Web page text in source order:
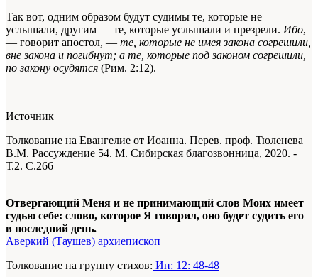
Так вот, одним образом будут судимы те, которые не
услышали, другим — те, которые услышали и презрели. Ибо,
— говорит апостол, — те, которые не имеязакона согрешили,
вне закона и погибнут; а те, которые под законом согрешили,
по закону осудятся (Рим. 2:12).
Источник
Толкование на Евангелие от Иоанна. Перев. проф. Тюленева
В.М. Рассуждение 54. М. Сибирская благозвонница, 2020. -
Т.2. С.266
Отвергающий Меня и не принимающий слов Моих имеет
судью себе: слово, которое Я говорил, оно будет судить его
в последний день.
Аверкий (Таушев) архиепископ
Толкование на группу стихов: Ин: 12: 48-48